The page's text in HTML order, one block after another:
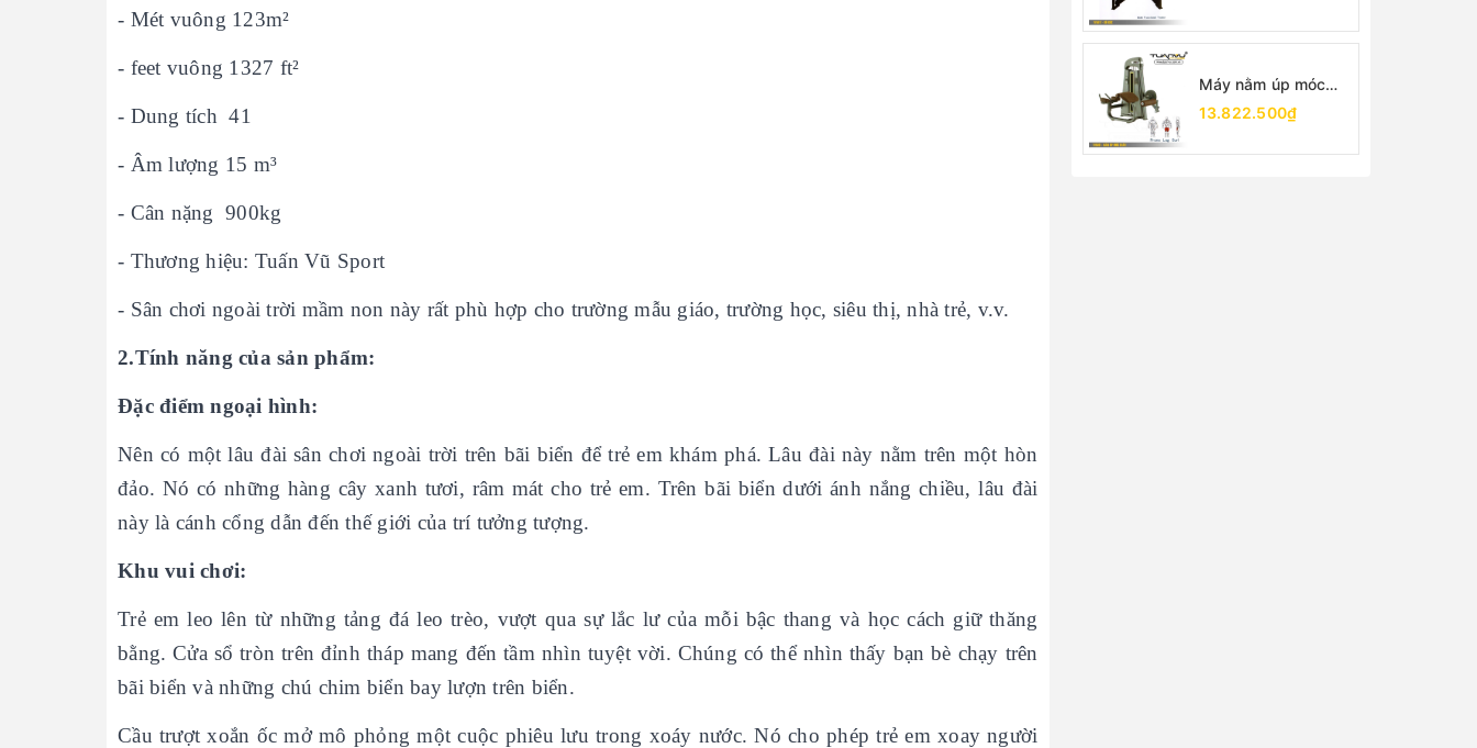
- Mét vuông 123m²
- feet vuông 1327 ft²
- Dung tích 41
- Âm lượng 15 m³
- Cân nặng 900kg
- Thương hiệu: Tuấn Vũ Sport
- Sân chơi ngoài trời mầm non này rất phù hợp cho trường mẫu giáo, trường học, siêu thị, nhà trẻ, v.v.
2.Tính năng của sản phẩm:
Đặc điểm ngoại hình:
Nên có một lâu đài sân chơi ngoài trời trên bãi biển để trẻ em khám phá. Lâu đài này nằm trên một hòn
đảo. Nó có những hàng cây xanh tươi, râm mát cho trẻ em. Trên bãi biển dưới ánh nắng chiều, lâu đài
này là cánh cổng dẫn đến thế giới của trí tưởng tượng.
Khu vui chơi:
Trẻ em leo lên từ những tảng đá leo trèo, vượt qua sự lắc lư của mỗi bậc thang và học cách giữ thăng
bằng. Cửa sổ tròn trên đỉnh tháp mang đến tầm nhìn tuyệt vời. Chúng có thể nhìn thấy bạn bè chạy trên
bãi biển và những chú chim biển bay lượn trên biển.
Cầu trượt xoắn ốc mở mô phỏng một cuộc phiêu lưu trong xoáy nước. Nó cho phép trẻ em xoay người
Máy nằm úp móc
chân TV5001
13.822.500₫